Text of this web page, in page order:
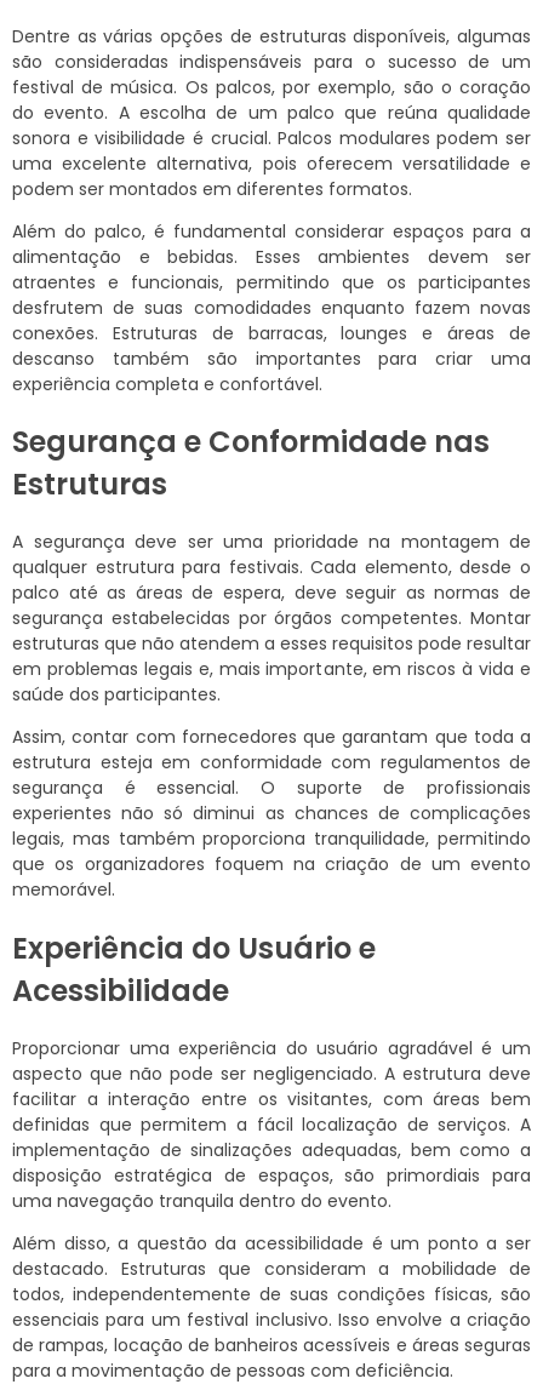
Dentre as várias opções de estruturas disponíveis, algumas
são consideradas indispensáveis para o sucesso de um
festival de música. Os palcos, por exemplo, são o coração
do evento. A escolha de um palco que reúna qualidade
sonora e visibilidade é crucial. Palcos modulares podem ser
uma excelente alternativa, pois oferecem versatilidade e
podem ser montados em diferentes formatos.
Além do palco, é fundamental considerar espaços para a
alimentação e bebidas. Esses ambientes devem ser
atraentes e funcionais, permitindo que os participantes
desfrutem de suas comodidades enquanto fazem novas
conexões. Estruturas de barracas, lounges e áreas de
descanso também são importantes para criar uma
experiência completa e confortável.
Segurança e Conformidade nas
Estruturas
A segurança deve ser uma prioridade na montagem de
qualquer estrutura para festivais. Cada elemento, desde o
palco até as áreas de espera, deve seguir as normas de
segurança estabelecidas por órgãos competentes. Montar
estruturas que não atendem a esses requisitos pode resultar
em problemas legais e, mais importante, em riscos à vida e
saúde dos participantes.
Assim, contar com fornecedores que garantam que toda a
estrutura esteja em conformidade com regulamentos de
segurança é essencial. O suporte de profissionais
experientes não só diminui as chances de complicações
legais, mas também proporciona tranquilidade, permitindo
que os organizadores foquem na criação de um evento
memorável.
Experiência do Usuário e
Acessibilidade
Proporcionar uma experiência do usuário agradável é um
aspecto que não pode ser negligenciado. A estrutura deve
facilitar a interação entre os visitantes, com áreas bem
definidas que permitem a fácil localização de serviços. A
implementação de sinalizações adequadas, bem como a
disposição estratégica de espaços, são primordiais para
uma navegação tranquila dentro do evento.
Além disso, a questão da acessibilidade é um ponto a ser
destacado. Estruturas que consideram a mobilidade de
todos, independentemente de suas condições físicas, são
essenciais para um festival inclusivo. Isso envolve a criação
de rampas, locação de banheiros acessíveis e áreas seguras
para a movimentação de pessoas com deficiência.